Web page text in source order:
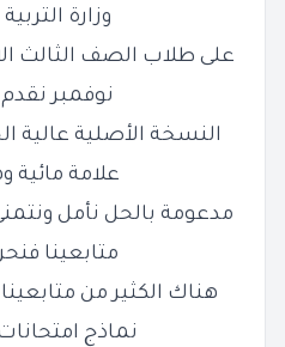
وزارة
على طلاب الصف الثالث
نوفمبر
النسخة الأصلية عالية
علامة
مدعومة بالحل نأمل
متابعينا
هناك الكثير من
نماذج